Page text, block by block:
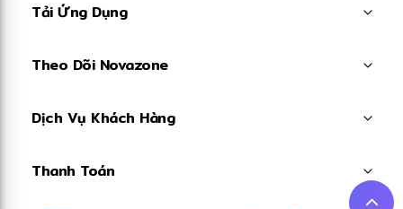
Tải Ứng Dụng
Theo Dõi Novazone
Dịch Vụ Khách Hàng
Thanh Toán